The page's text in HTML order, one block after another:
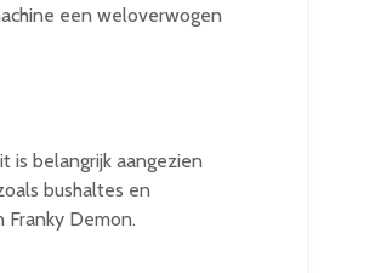
een weloverwogen
is belangrijk aangezien
bushaltes en
Franky Demon.